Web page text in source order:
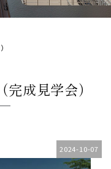
成見学会）
2024-10-07